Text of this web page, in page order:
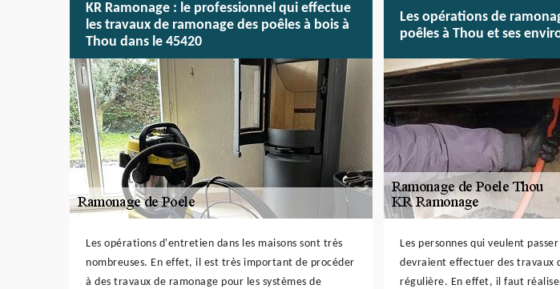
KR Ramonage : le professionnel qui effectue
les travaux de ramonage des poêles à bois à
Thou dans le 45420
Les opérations d'entretien dans les maisons sont très
nombreuses. En effet, il est très important de procéder
à des travaux de ramonage pour les systèmes de
Les opérations de
poêles à Thou et ses
Les personnes qui veulent
devraient effectuer des travaux
régulière. En effet, il faut